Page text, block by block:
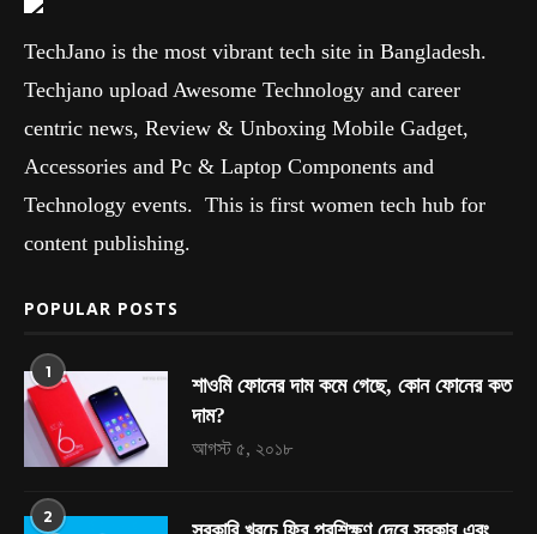
TechJano is the most vibrant tech site in Bangladesh.
Techjano upload Awesome Technology and career
centric news, Review & Unboxing Mobile Gadget,
Accessories and Pc & Laptop Components and
Technology events. This is first women tech hub for
content publishing.
POPULAR POSTS
1
শাওমি ফোনের দাম কমে গেছে, কোন ফোনের কত
দাম?
আগস্ট ৫, ২০১৮
2